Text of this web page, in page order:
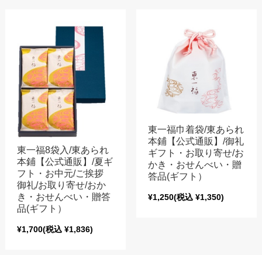
東一福8袋入/東あられ
本鋪【公式通販】/夏ギ
フト・お中元/ご挨拶
御礼/お取り寄せ/おか
き・おせんべい・贈答
品(ギフト）
¥1,700(税込 ¥1,836)
東一福巾着袋/東あられ
本鋪【公式通販】/御礼
ギフト・お取り寄せ/お
かき・おせんべい・贈
答品(ギフト）
¥1,250(税込 ¥1,350)